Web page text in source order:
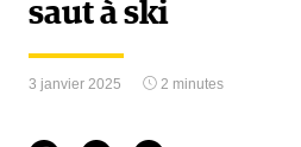
saut à ski
3 janvier 2025 2 minutes